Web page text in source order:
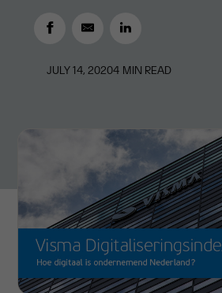
JULY 14, 20204 MIN READ